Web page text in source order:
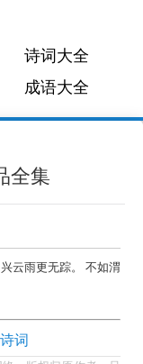
诗词大全
成语大全
全集
云雨更无踪。 不如渭
词